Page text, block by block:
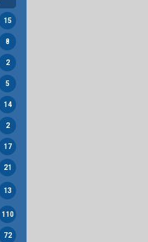
15
8
2
5
14
2
17
21
13
110
72